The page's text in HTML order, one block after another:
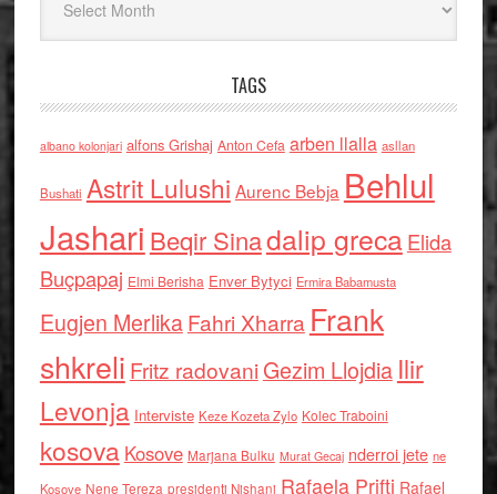
TAGS
albano kolonjari alfons Grishaj Anton Cefa arben llalla asllan
Bushati Astrit Lulushi Aurenc Bebja Behlul
Jashari Beqir Sinadalip grecaElida
Buçpapaj Elmi Berisha Enver Bytyci Ermira Babamusta
Eugjen MerlikaFahri Xharra Frank
shkreli Fritz radovaniGezim Llojdia Ilir
Levonja Interviste Keze Kozeta Zylo Kolec Traboini
kosova Kosove Marjana Bulku Murat Gecaj nderroi jete ne
Kosove Nene Tereza presidenti Nishani Rafaela Prifti Rafael